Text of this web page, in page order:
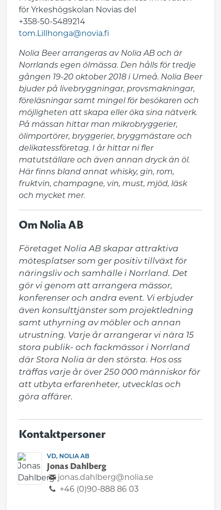
för Yrkeshögskolan Novias del
+358-50-5489214
tom.Lillhonga@novia.fi
Nolia Beer arrangeras av Nolia AB och är
Norrlands egen ölmässa. Den hålls för tredje
gången 19-20 oktober 2018 i Umeå. Nolia Beer
bjuder på livebryggningar, provsmakningar,
föreläsningar samt mingel för besökaren och
möjligheten att skapa eller öka sina nätverk.
På mässan hittar man mikrobryggerier,
ölimportörer, bryggerier, bryggmästare och
delikatessföretag. I år hittar ni fler
matutställare och även annan dryck än öl.
Här finns bland annat whisky, gin, rom,
fruktvin, champagne, vin, must, mjöd, läsk
och mycket mer.
Om Nolia AB
Företaget Nolia AB skapar attraktiva
mötesplatser som ger positiv tillväxt för
näringsliv och samhälle i Norrland. Det
gör vi genom att arrangera mässor,
konferenser och andra event. Vi erbjuder
även konsulttjänster som projektledning
samt uthyrning av möbler och annan
utrustning. Varje år arrangerar vi nära 15
stora publik- och fackmässor i Norrland
där Stora Nolia är den största. Hos oss
träffas varje år över 250 000 människor för
att utbyta erfarenheter, utvecklas och
göra affärer.
Kontaktpersoner
VD, NOLIA AB
Jonas Dahlberg
jonas.dahlberg@nolia.se
+46 (0)90-888 86 03